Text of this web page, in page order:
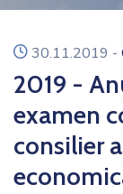
icon
30.11.2019 -
2019 -
examen
consilier